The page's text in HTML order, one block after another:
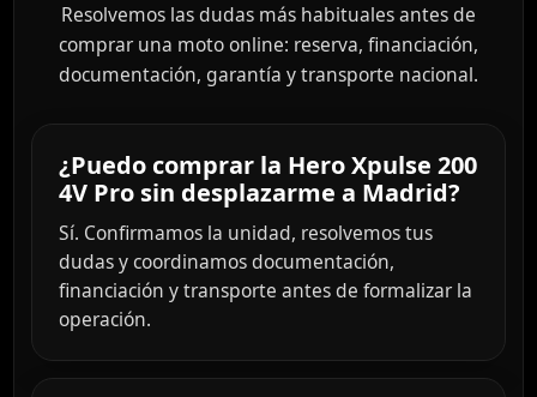
Resolvemos las dudas más habituales antes de
comprar una moto online: reserva, financiación,
documentación, garantía y transporte nacional.
¿Puedo comprar la Hero Xpulse 200
4V Pro sin desplazarme a Madrid?
Sí. Confirmamos la unidad, resolvemos tus
dudas y coordinamos documentación,
financiación y transporte antes de formalizar la
operación.